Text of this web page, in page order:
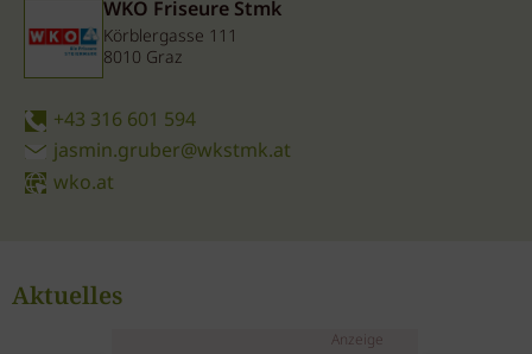
WKO Friseure Stmk
Körblergasse 111
8010 Graz
+43 316 601 594
jasmin.gruber@wkstmk.at
wko.at
Aktuelles
Anzeige